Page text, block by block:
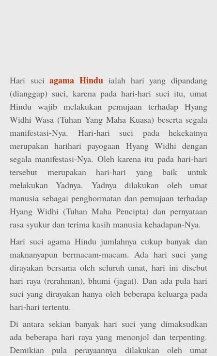
Hari suciagama Hindu ialah hari yang dipandang
(dianggap) suci, karena pada hari-hari suci itu, umat
Hindu wajib melakukan pemujaan terhadap Hyang
Widhi Wasa (Tuhan Yang Maha Kuasa) beserta segala
manifestasi-Nya. Hari-hari suci pada hekekatnya
merupakan hari­hari payogaan Hyang Widhi dengan
segala manifestasi-Nya. Oleh karena itu pada hari-hari
tersebut merupakan hari-hari yang baik untuk
melakukan Yadnya. Yadnya dilakukan oleh umat
manusia sebagai penghormatan dan pemujaan terhadap
Hyang Widhi (Tuhan Maha Pencipta) dan pernyataan
rasa syukur dan terima kasih manusia kehadapan-Nya.
Hari suci agama Hindu jumlahnya cukup banyak dan
maknanyapun bermacam-macam. Ada hari suci yang
dirayakan bersama oleh seluruh umat, hari ini disebut
hari raya (rerahman), bhumi (jagat). Dan ada pula hari
suci yang dirayakan hanya oleh beberapa keluarga pada
hari-hari tertentu.
Di antara sekian banyak hari suci yang dimaksudkan
ada beberapa hari raya yang menonjol dan terpenting.
Demikian pula perayaannya dilakukan oleh umat